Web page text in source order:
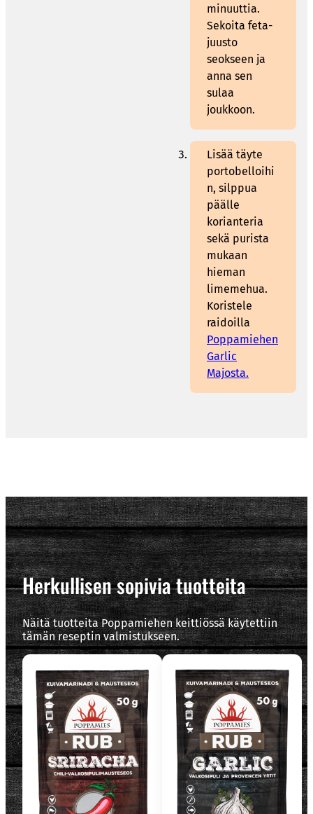
minuuttia.
Sekoita feta-
juusto
seokseen ja
anna sen
sulaa
joukkoon.
Lisää täyte
portobelloihi
n, silppua
päälle
korianteria
sekä purista
mukaan
hieman
limemehua.
Koristele
raidoilla
Poppamiehen
Garlic
Majosta.
Herkullisen sopivia tuotteita
Näitä tuotteita Poppamiehen keittiössä käytettiin
tämän reseptin valmistukseen.